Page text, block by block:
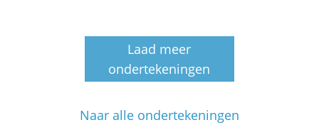
Laad meer
ondertekeningen
Naar alle ondertekeningen